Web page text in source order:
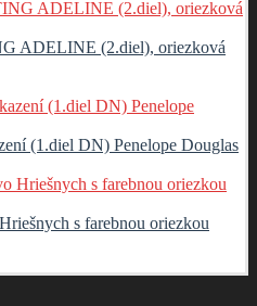
ADELINE (2.diel), oriezková
(1.diel DN) Penelope Douglas
s farebnou oriezkou